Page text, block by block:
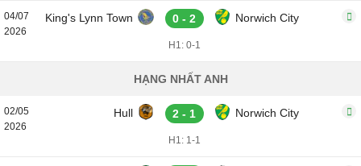
04/07
2026
King's Lynn Town 0 - 2 Norwich City
H1: 0-1
HẠNG NHẤT ANH
02/05
2026
Hull 2 - 1 Norwich City
H1: 1-1